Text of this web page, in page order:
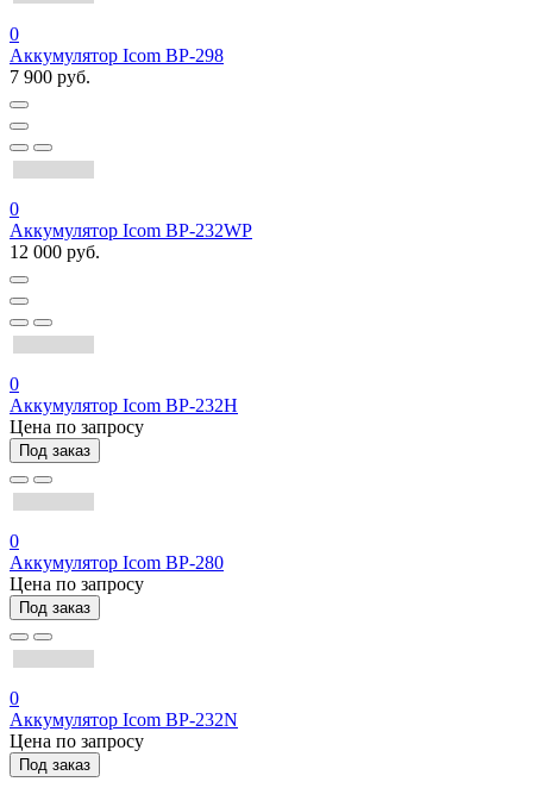
0
Аккумулятор Icom BP-298
7 900 руб.
0
Аккумулятор Icom BP-232WP
12 000 руб.
0
Аккумулятор Icom BP-232H
Цена по запросу
Под заказ
0
Аккумулятор Icom BP-280
Цена по запросу
Под заказ
0
Аккумулятор Icom BP-232N
Цена по запросу
Под заказ